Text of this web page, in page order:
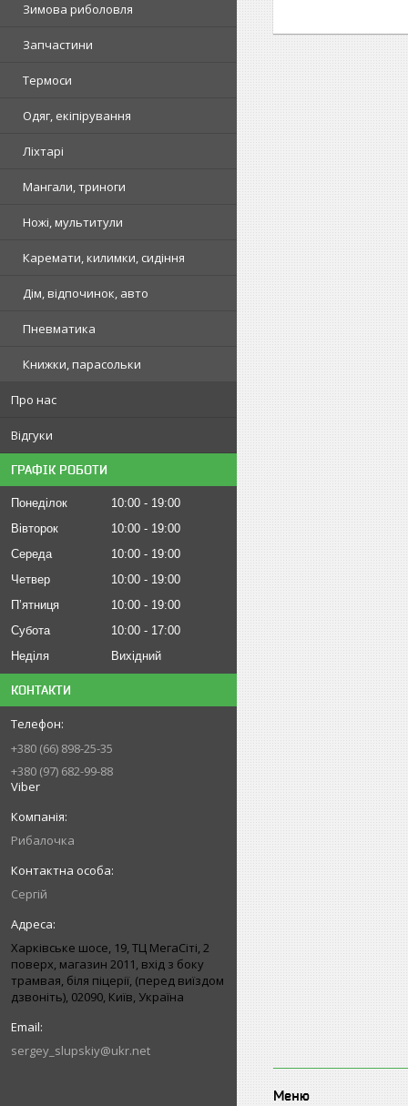
Зимова риболовля
Запчастини
Термоси
Одяг, екіпірування
Ліхтарі
Мангали, триноги
Ножі, мультитули
Каремати, килимки, сидіння
Дім, відпочинок, авто
Пневматика
Книжки, парасольки
Про нас
Відгуки
ГРАФІК РОБОТИ
Понеділок 10:00
19:00
Вівторок
10:00
19:00
Середа
10:00
19:00
Четвер
10:00
19:00
Пʼятниця
10:00
19:00
Субота
10:00
17:00
Неділя
Вихідний
КОНТАКТИ
+380 (66) 898-25-35
+380 (97) 682-99-88
Viber
Рибалочка
Сергій
Харківське шосе, 19, ТЦ МегаСіті, 2
поверх, магазин 2011, вхід з боку
трамвая, біля піцерії, (перед виїздом
дзвоніть), 02090, Київ, Україна
sergey_slupskiy@ukr.net
Меню